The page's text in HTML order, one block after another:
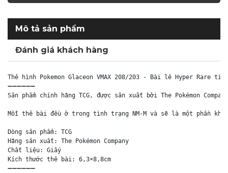
Mô tả sản phẩm
Đánh giá khách hàng
Thẻ hình Pokemon Glaceon VMAX 208/203 - Bài lẻ Hyper Rare
➖➖➖➖➖➖
Sản phẩm chính hãng TCG, được sản xuất bởi The Pokémon
Mỗi thẻ bài đều ở trong tình trạng NM-M và sẽ là một phần
Dòng sản phẩm: TCG
Hãng sản xuất: The Pokémon Company
Chất liệu: Giấy
Kích thước thẻ bài: 6,3×8,8cm
➖➖➖➖➖➖